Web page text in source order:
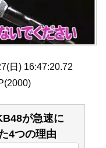
日) 16:47:20.72
が急速に
4つの理由